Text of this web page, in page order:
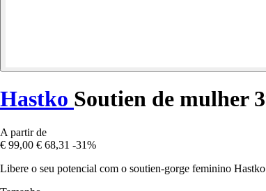
Hastko Soutien de mulher
A partir de
€ 99,00 € 68,31 -31%
Libere o seu potencial com o soutien-gorge feminino